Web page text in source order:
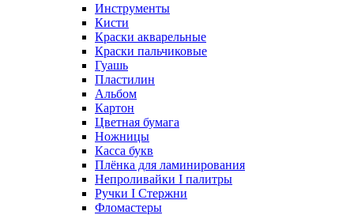
Инструменты
Кисти
Краски акварельные
Краски пальчиковые
Гуашь
Пластилин
Альбом
Картон
Цветная бумага
Ножницы
Касса букв
Плёнка для ламинирования
Непроливайки I палитры
Ручки I Стержни
Фломастеры